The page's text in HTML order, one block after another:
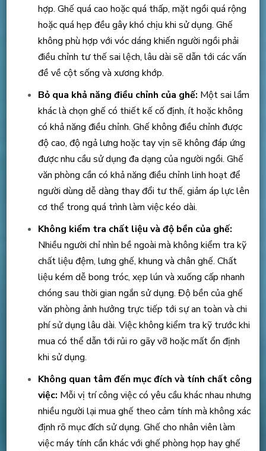
hợp. Ghế quá cao hoặc quá thấp, mặt ngồi quá rộng
hoặc quá hẹp đều gây khó chịu khi sử dụng. Ghế
không phù hợp với vóc dáng khiến người ngồi phải
điều chỉnh tư thế sai lệch, lâu dài sẽ dẫn tới các vấn
đề về cột sống và xương khớp.
Bỏ qua khả năng điều chỉnh của ghế: Một sai lầm
khác là chọn ghế có thiết kế cố định, ít hoặc không
có khả năng điều chỉnh. Ghế không điều chỉnh được
độ cao, độ ngả lưng hoặc tay vịn sẽ không đáp ứng
được nhu cầu sử dụng đa dạng của người ngồi. Ghế
văn phòng cần có khả năng điều chỉnh linh hoạt để
người dùng dễ dàng thay đổi tư thế, giảm áp lực lên
cơ thể trong quá trình làm việc kéo dài.
Không kiểm tra chất liệu và độ bền của ghế:
Nhiều người chỉ nhìn bề ngoài mà không kiểm tra kỹ
chất liệu đệm, lưng ghế, khung và chân ghế. Chất
liệu kém dễ bong tróc, xẹp lún và xuống cấp nhanh
chóng sau thời gian ngắn sử dụng. Độ bền của ghế
văn phòng ảnh hưởng trực tiếp tới sự an toàn và chi
phí sử dụng lâu dài. Việc không kiểm tra kỹ trước khi
mua có thể dẫn tới rủi ro gãy vỡ hoặc mất ổn định
khi sử dụng.
Không quan tâm đến mục đích và tính chất công
việc: Mỗi vị trí công việc có yêu cầu khác nhau nhưng
nhiều người lại mua ghế theo cảm tính mà không xác
định rõ mục đích sử dụng. Ghế cho nhân viên làm
việc máy tính cần khác với ghế phòng họp hay ghế